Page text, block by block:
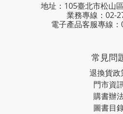
地址：105臺北市松山
業務專線： 02-
電子產品客服專線
常見問
退換貨政
門市資
購書辦
圖書目